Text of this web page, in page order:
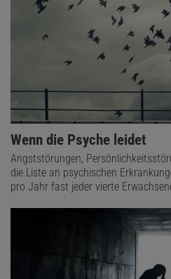
Wenn die Psyche leidet
Angststörungen,
die Liste an psychischen
pro Jahr fast jeder vierte